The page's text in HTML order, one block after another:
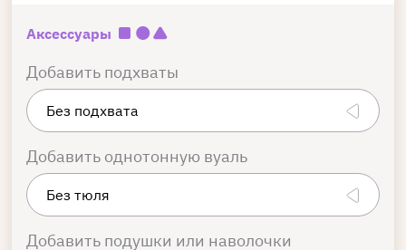
Аксессуары
Добавить подхваты
Добавить однотонную вуаль
Добавить подушки или наволочки